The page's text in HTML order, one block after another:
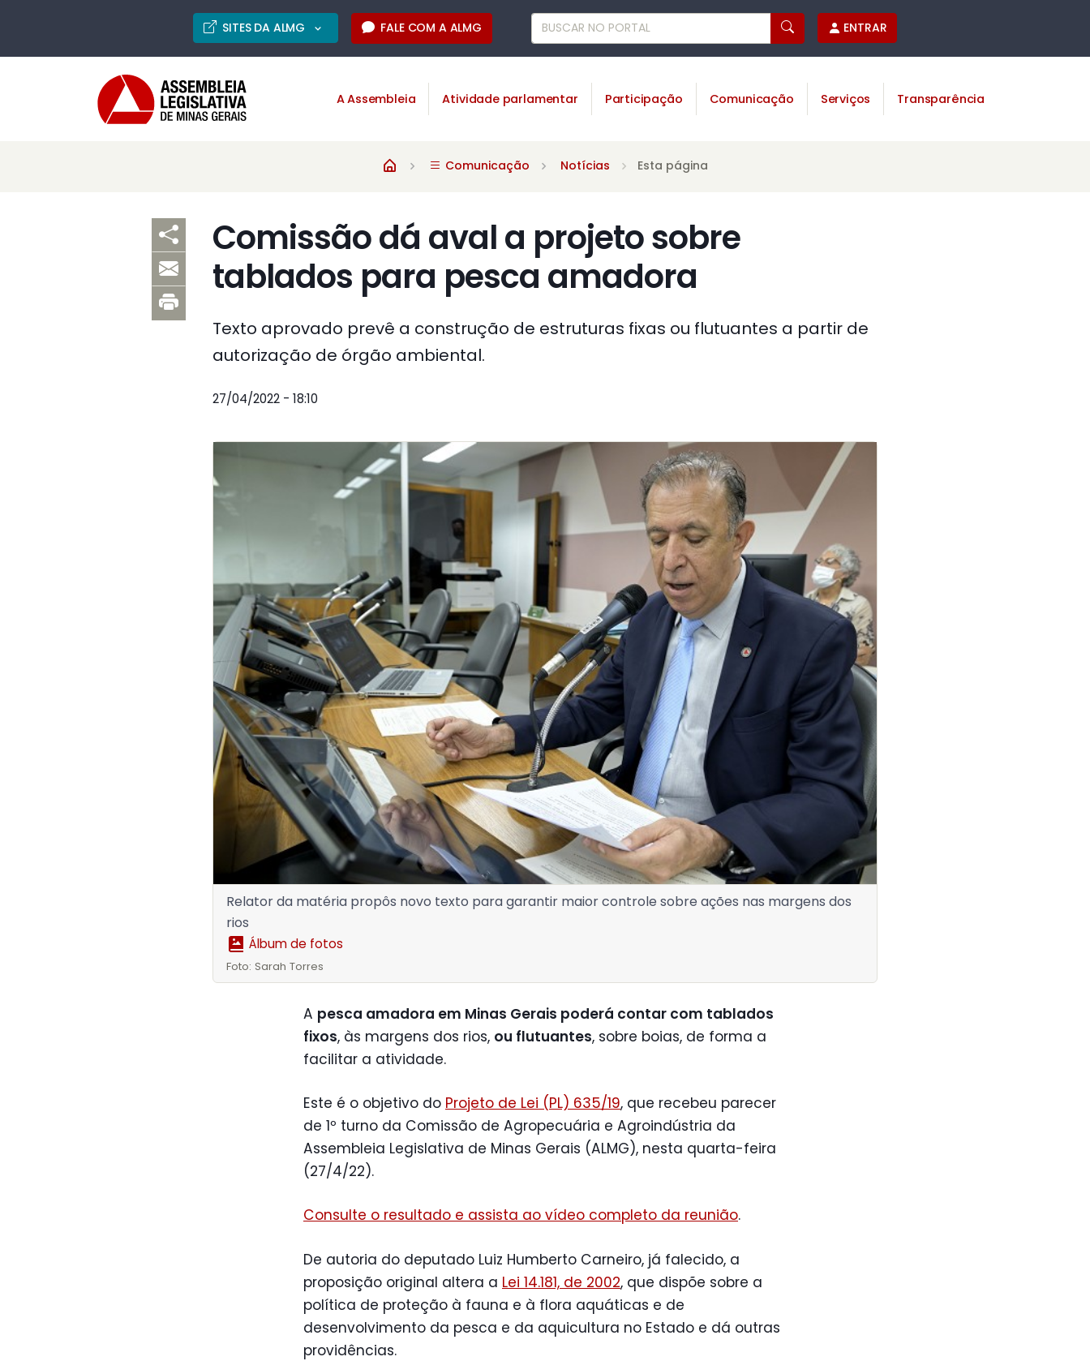
SITES DA ALMG FALE COM A ALMG ENTRAR
A Assembleia Atividade parlamentar Participação Comunicação Serviços Transparência
Comunicação Notícias Esta página
Comissão dá aval a projeto sobre
tablados para pesca amadora
Texto aprovado prevê a construção de estruturas fixas ou flutuantes a partir de
autorização de órgão ambiental.
27/04/2022 - 18:10
Relator da matéria propôs novo texto para garantir maior controle sobre ações nas margens dos
rios
Álbum de fotos
Foto: Sarah Torres
A pesca amadora em Minas Gerais poderá contar com tablados
fixos, às margens dos rios, ou flutuantes, sobre boias, de forma a
facilitar a atividade.
Este é o objetivo do Projeto de Lei (PL) 635/19, que recebeu parecer
de 1º turno da Comissão de Agropecuária e Agroindústria da
Assembleia Legislativa de Minas Gerais (ALMG), nesta quarta-feira
(27/4/22).
Consulte o resultado e assista ao vídeo completo da reunião.
De autoria do deputado Luiz Humberto Carneiro, já falecido, a
proposição original altera a Lei 14.181, de 2002, que dispõe sobre a
política de proteção à fauna e à flora aquáticas e de
desenvolvimento da pesca e da aquicultura no Estado e dá outras
providências.